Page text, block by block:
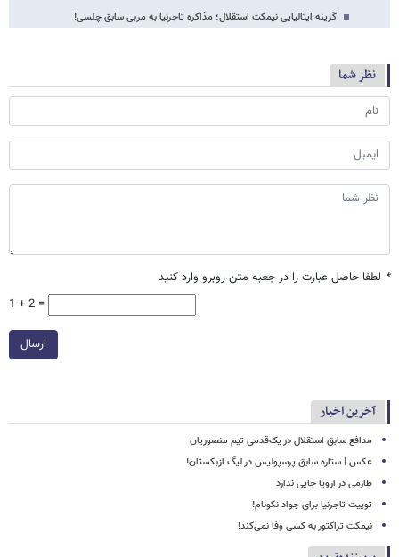
گزینه ایتالیایی نیمکت استقلال؛ مذاکره تاجرنیا به مربی سابق چلسی!
نظر شما
* لطفا حاصل عبارت را در جعبه متن روبرو وارد کنید
1 + 2 =
ارسال
آخرین اخبار
مدافع سابق استقلال در یک‌قدمی تیم منصوریان
عکس | ستاره سابق پرسپولیس در لیگ ازبکستان!
طارمی در اروپا جایی ندارد
توییت تاجرنیا برای جواد نکونام!
نیمکت تراکتور به کسی وفا نمی‌کند!